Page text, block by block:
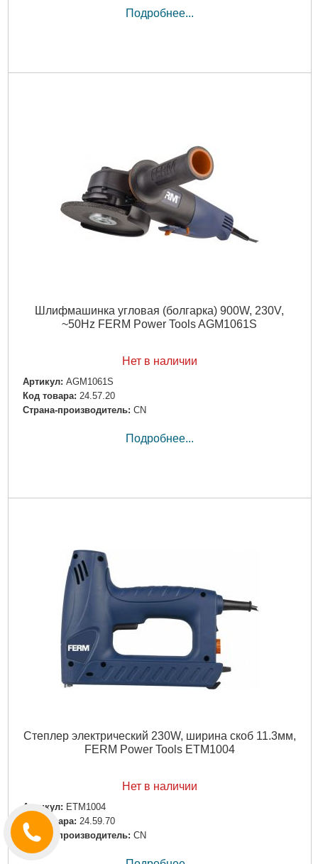
Подробнее...
Шлифмашинка угловая (болгарка) 900W, 230V,
~50Hz FERM Power Tools AGM1061S
Нет в наличии
Артикул: AGM1061S
Код товара: 24.57.20
Страна-производитель: CN
Подробнее...
Степлер электрический 230W, ширина скоб 11.3мм,
FERM Power Tools ETM1004
Нет в наличии
Артикул: ETM1004
Код товара: 24.59.70
Страна-производитель: CN